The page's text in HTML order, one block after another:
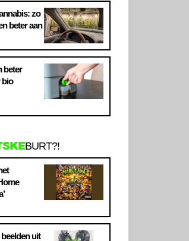
zo
beter aan
beter
bio
BURT?!
beelden uit